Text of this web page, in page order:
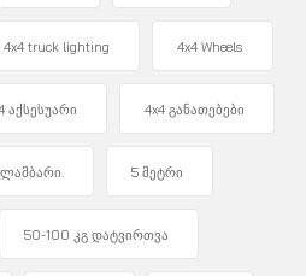
4x4 truck lighting 4x4 Wheels
აქსესუარი 4x4 განათებები
5 მეტრი
50-100 კგ დატვირთვა